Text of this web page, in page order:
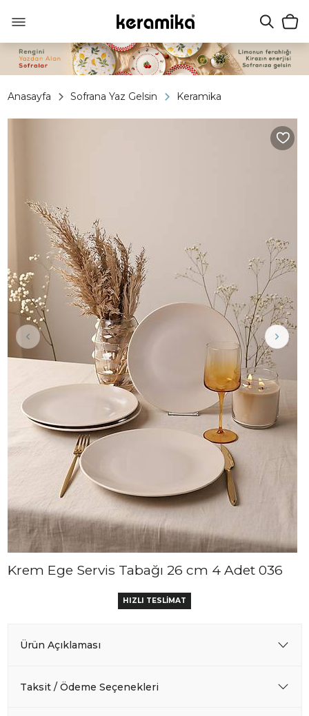
Anasayfa Sofrana Yaz Gelsin Keramika
Krem Ege Servis Tabağı 26 cm 4 Adet 036
HIZLI TESLİMAT
Ürün Açıklaması
Taksit / Ödeme Seçenekleri